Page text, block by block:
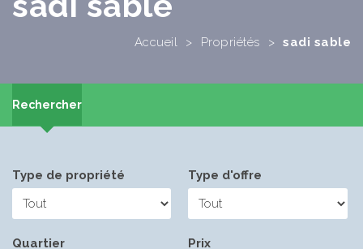
Accueil > Propriétés > sadi sable
Rechercher
Type de propriété Type d'offre
Quartier Prix